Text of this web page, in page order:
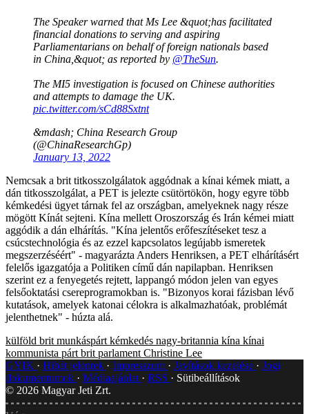
The Speaker warned that Ms Lee &quot;has facilitated
financial donations to serving and aspiring
Parliamentarians on behalf of foreign nationals based
in China,&quot; as reported by @TheSun.
The MI5 investigation is focused on Chinese authorities
and attempts to damage the UK.
pic.twitter.com/sCd88Sxtnt
&mdash; China Research Group
(@ChinaResearchGp)
January 13, 2022
Nemcsak a brit titkosszolgálatok aggódnak a kínai kémek miatt, a
dán titkosszolgálat, a PET is jelezte csütörtökön, hogy egyre több
kémkedési ügyet tárnak fel az országban, amelyeknek nagy része
mögött Kínát sejteni. Kína mellett Oroszország és Irán kémei miatt
aggódik a dán elhárítás. "Kína jelentős erőfeszítéseket tesz a
csúcstechnológia és az ezzel kapcsolatos legújabb ismeretek
megszerzéséért" - magyarázta Anders Henriksen, a PET elhárításért
felelős igazgatója a Politiken című dán napilapban. Henriksen
szerint ez a fenyegetés rejtett, lappangó módon jelen van egyes
felsőoktatási csereprogramokban is. "Bizonyos korai fázisban lévő
kutatások, amelyek katonai célokra is alkalmazhatóak, problémát
jelenthetnek" - húzta alá.
külföld brit munkáspárt kémkedés nagy-britannia kína kínai
kommunista párt brit parlament Christine Lee
GYIK
Hibát jelentek Impresszum Javítások kezelése
Jogi
dokumentumok
Médiaajánlat RSS
Sütibeállítások
© 2026 Magyar Jeti Zrt.